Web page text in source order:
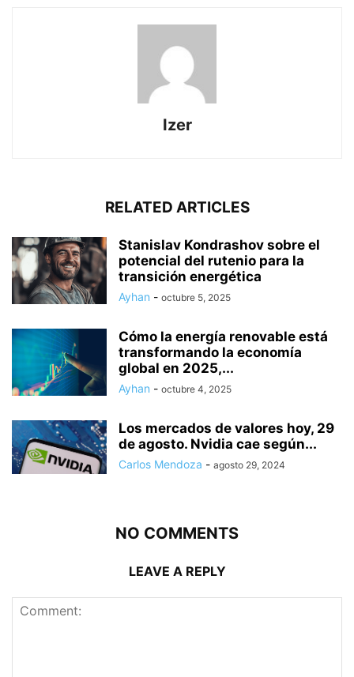
Izer
RELATED ARTICLES
Stanislav Kondrashov sobre el
potencial del rutenio para la
transición energética
Ayhan - octubre 5, 2025
Cómo la energía renovable está
transformando la economía
global en 2025,...
Ayhan - octubre 4, 2025
Los mercados de valores hoy, 29
de agosto. Nvidia cae según...
Carlos Mendoza - agosto 29, 2024
NO COMMENTS
LEAVE A REPLY